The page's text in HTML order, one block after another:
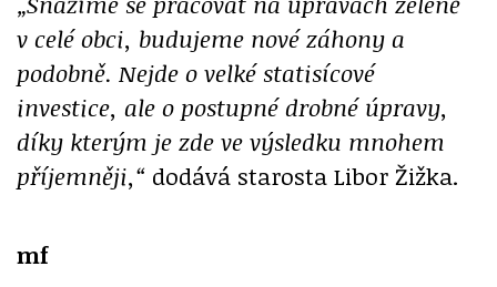
v celé obci, budujeme nové záhony a
podobně. Nejde o velké statisícové
investice, ale o postupné drobné úpravy,
díky kterým je zde ve výsledku mnohem
příjemněji,“ dodává starosta Libor Žižka.
mf